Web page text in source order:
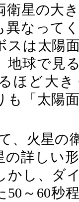
衛星の大
異なって
スは太陽
地球で見
ほど大
も「太陽
、火星の
の詳しい
かし、ダ
～60秒